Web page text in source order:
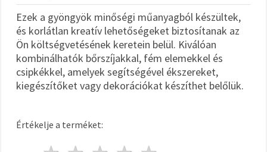
Ezek a gyöngyök minőségi műanyagból készültek,
és korlátlan kreatív lehetőségeket biztosítanak az
Ön költségvetésének keretein belül. Kiválóan
kombinálhatók bőrszíjakkal, fém elemekkel és
csipkékkel, amelyek segítségével ékszereket,
kiegészítőket vagy dekorációkat készíthet belőlük.
Értékelje a terméket: